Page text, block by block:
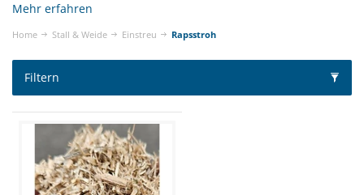
Mehr erfahren
Home Stall & Weide Einstreu Rapsstroh
Filtern